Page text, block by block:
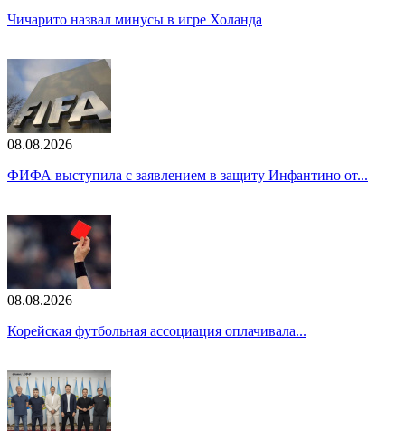
Чичарито назвал минусы в игре Холанда
08.08.2026
ФИФА выступила с заявлением в защиту Инфантино от...
08.08.2026
Корейская футбольная ассоциация оплачивала...